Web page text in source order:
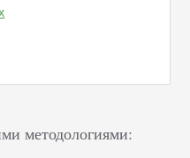
методологиями: